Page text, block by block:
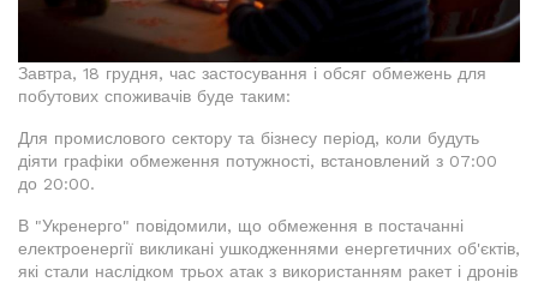
Завтра, 18 грудня, час застосування і обсяг обмежень для
побутових споживачів буде таким:
Для промислового сектору та бізнесу період, коли будуть
діяти графіки обмеження потужності, встановлений з 07:00
до 20:00.
В "Укренерго" повідомили, що обмеження в постачанні
електроенергії викликані ушкодженнями енергетичних об'єктів,
які стали наслідком трьох атак з використанням ракет і дронів